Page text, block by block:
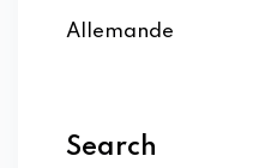
Allemande
Search